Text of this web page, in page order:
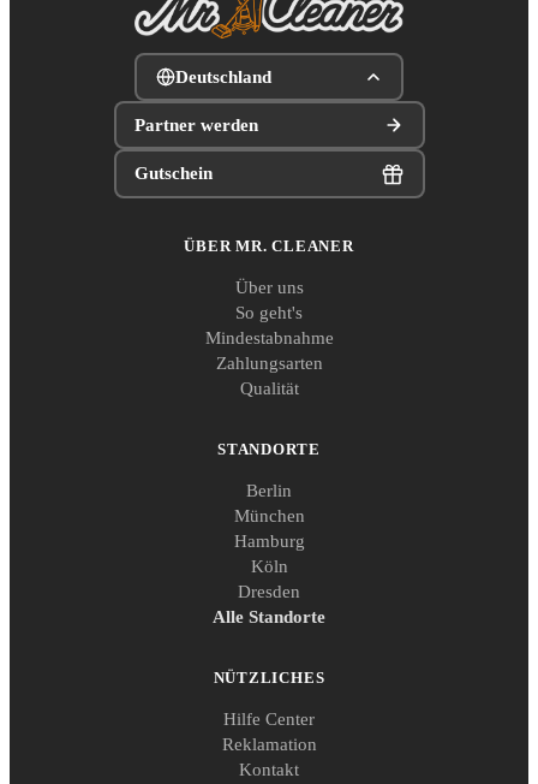
Deutschland
Partner werden
Gutschein
ÜBER MR. CLEANER
Über uns
So geht's
Mindestabnahme
Zahlungsarten
Qualität
STANDORTE
Berlin
München
Hamburg
Köln
Dresden
Alle Standorte
NÜTZLICHES
Hilfe Center
Reklamation
Kontakt